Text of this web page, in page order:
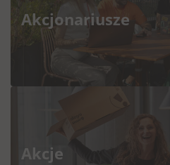
Akcjonariusze
Akcje